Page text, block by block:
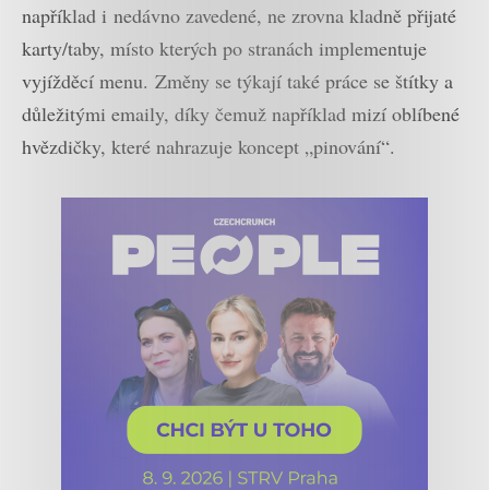
například i nedávno zavedené, ne zrovna kladně přijaté
karty/taby, místo kterých po stranách implementuje
vyjížděcí menu. Změny se týkají také práce se štítky a
důležitými emaily, díky čemuž například mizí oblíbené
hvězdičky, které nahrazuje koncept „pinování“.